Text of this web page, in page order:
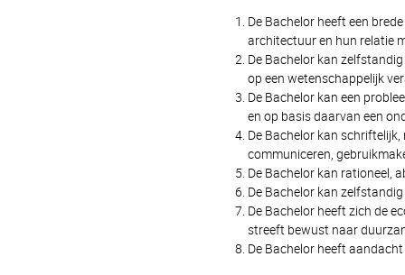
De Bachelor heeft een
architectuur en hun relatie
De Bachelor kan
op een wetenschappelijk
De Bachelor kan een
en op basis daarvan een
De Bachelor kan
communiceren,
De Bachelor kan rationeel,
De Bachelor kan
De Bachelor heeft zich de
streeft bewust naar
De Bachelor heeft